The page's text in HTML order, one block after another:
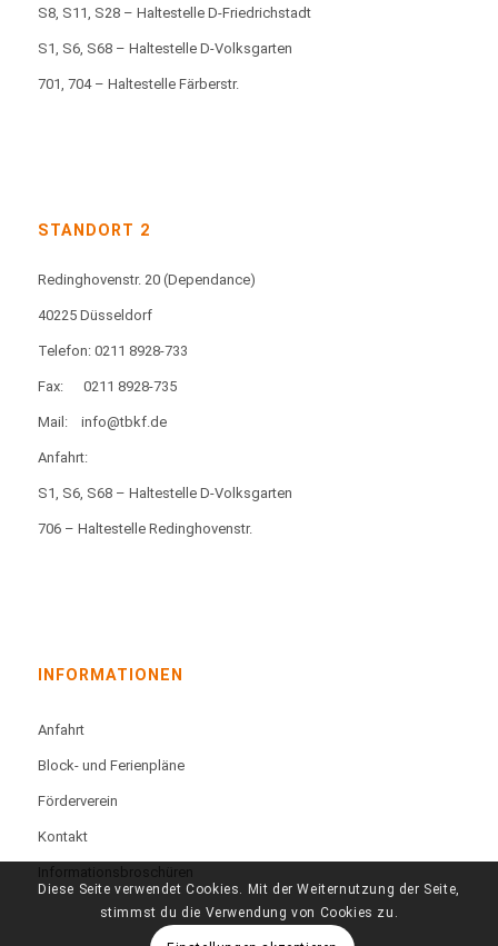
S8, S11, S28 – Haltestelle D-Friedrichstadt
S1, S6, S68 – Haltestelle D-Volksgarten
701, 704 – Haltestelle Färberstr.
STANDORT 2
Redinghovenstr. 20 (Dependance)
40225 Düsseldorf
Telefon: 0211 8928-733
Fax: 0211 8928-735
Mail: info@tbkf.de
Anfahrt:
S1, S6, S68 – Haltestelle D-Volksgarten
706 – Haltestelle Redinghovenstr.
INFORMATIONEN
Anfahrt
Block- und Ferienpläne
Förderverein
Kontakt
Informationsbroschüren
Diese Seite verwendet Cookies. Mit der Weiternutzung der Seite,
stimmst du die Verwendung von Cookies zu.